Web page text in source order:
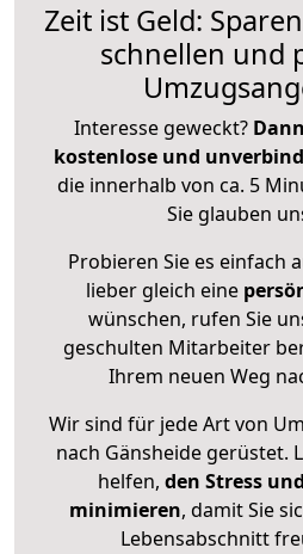
Zeit ist Geld:
schnellen und
Interesse geweckt?
kostenlose und
die innerhalb von ca. 5
Sie glauben
Probieren Sie es einfach
lieber gleich eine
wünschen, rufen Sie
geschulten Mitarbeiter
Ihrem neuen Weg
Wir sind für jede Art von
nach Gänsheide gerüstet.
helfen, den Stress
minimieren, damit Sie
Lebensabschnitt